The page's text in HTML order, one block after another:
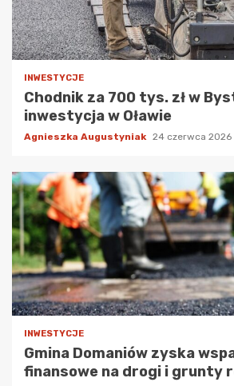
INWESTYCJE
Chodnik za 700 tys. zł w
inwestycja w Oławie
Agnieszka Augustyniak 24 czerwca 2026
INWESTYCJE
Gmina Domaniów zyska
finansowe na drogi i grunty